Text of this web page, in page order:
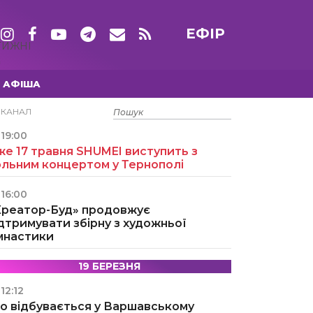
ЕФІР
АФІША
15 ТРАВНЯ
19:00
17 травня SHUMEI виступить з
концертом у Тернополі
16:00
Буд» продовжує
збірну з художньої
19 БЕРЕЗНЯ
12:12
відбувається у Варшавському